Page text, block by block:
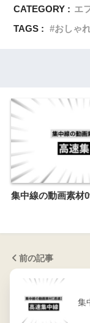
CATEGORY : エ
TAGS :
おしゃ
集中線の動画素材
前の記事
集